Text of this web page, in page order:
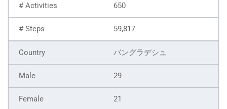
650
59,817
バングラデシュ
29
21